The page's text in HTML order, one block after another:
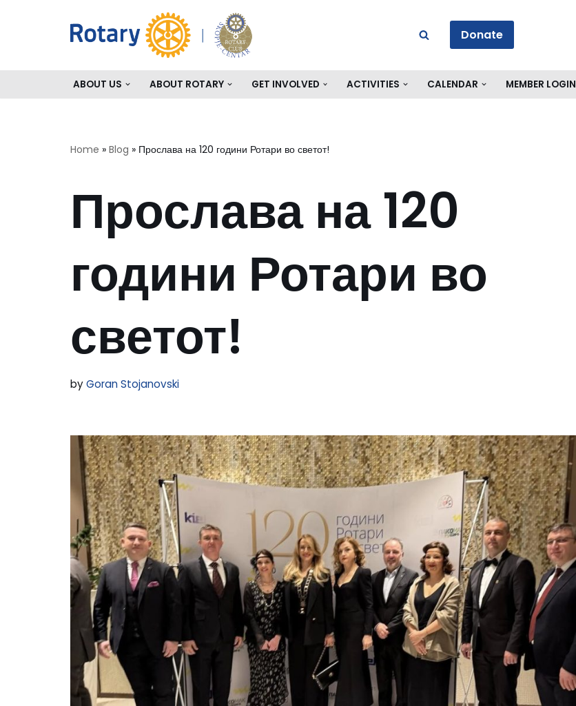
Donate
ABOUT US ABOUT ROTARY GET INVOLVED ACTIVITIES CALENDAR MEMBER LOGIN
Home » Blog » Прослава на 120 години Ротари во светот!
Прослава на 120
години Ротари во
светот!
byGoran Stojanovski